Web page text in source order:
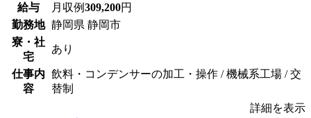
給与 月収例309,200円
勤務地 静岡県 静岡市
寮・社
宅
あり
仕事内
容
飲料・コンデンサーの加工・操作 / 機械系工場 / 交
替制
詳細を表示